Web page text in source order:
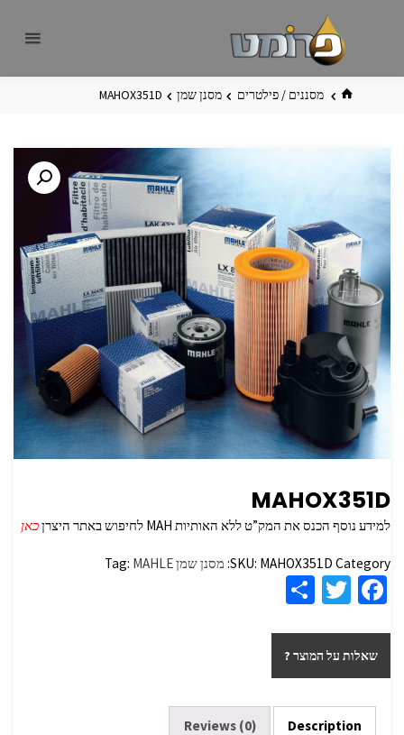
בית מסננים / פילטרים מסנן שמן MAHOX351D
MAHOX351D
למידע נוסף הכנס את המק”ט ללא האותיות MAH לחיפוש באתר היצרן כאן
SKU: MAHOX351D Category: מסנן שמן Tag: MAHLE
Fa
b
o
o
T
tt
er
ar
e
שאלות על המוצר ?
Description
Reviews (0)